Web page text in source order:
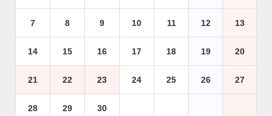
7 8 9 10 11 12 13
14 15 16 17 18 19 20
21 22 23 24 25 26 27
28 29 30